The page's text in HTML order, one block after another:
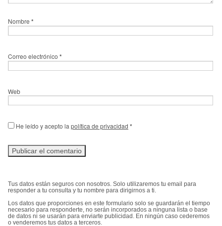
Nombre *
Correo electrónico *
Web
He leído y acepto la política de privacidad *
Tus datos están seguros con nosotros. Solo utilizaremos tu email para
responder a tu consulta y tu nombre para dirigirnos a ti.
Los datos que proporciones en este formulario solo se guardarán el tiempo
necesario para responderte, no serán incorporados a ninguna lista o base
de datos ni se usarán para enviarte publicidad. En ningún caso cederemos
o venderemos tus datos a terceros.